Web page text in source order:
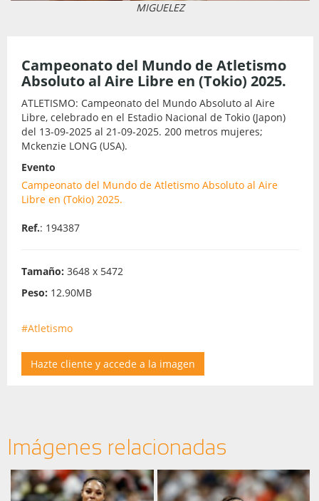
MIGUELEZ
Campeonato del Mundo de Atletismo
Absoluto al Aire Libre en (Tokio) 2025.
ATLETISMO: Campeonato del Mundo Absoluto al Aire
Libre, celebrado en el Estadio Nacional de Tokio (Japon)
del 13-09-2025 al 21-09-2025. 200 metros mujeres;
Mckenzie LONG (USA).
Evento
Campeonato del Mundo de Atletismo Absoluto al Aire
Libre en (Tokio) 2025.
Ref.: 194387
Tamaño: 3648 x 5472
Peso: 12.90MB
#Atletismo
Hazte cliente y accede a la imagen
Imágenes relacionadas